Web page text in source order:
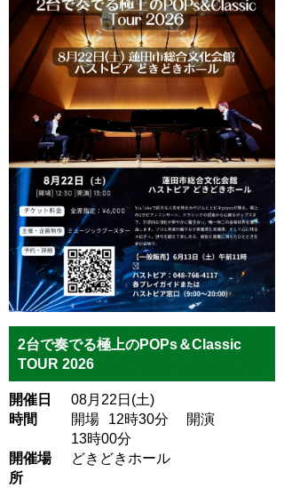
2台で奏でる極上のPOPs＆Classic
TOUR 2026
開催日
08月22日(土)
時間
開場 12時30分
開演
13時00分
開催場
所
どきどきホール